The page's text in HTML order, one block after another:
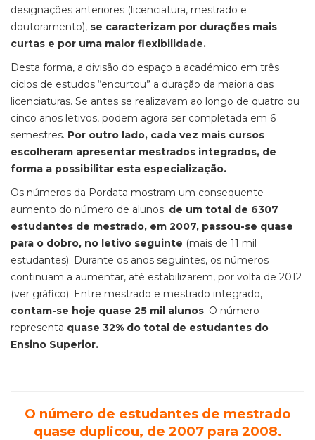
designações anteriores (licenciatura, mestrado e
doutoramento), se caracterizam por durações mais
curtas e por uma maior flexibilidade.
Desta forma, a divisão do espaço a académico em três
ciclos de estudos “encurtou” a duração da maioria das
licenciaturas. Se antes se realizavam ao longo de quatro ou
cinco anos letivos, podem agora ser completada em 6
semestres. Por outro lado, cada vez mais cursos
escolheram apresentar mestrados integrados, de
forma a possibilitar esta especialização.
Os números da Pordata mostram um consequente
aumento do número de alunos: de um total de 6307
estudantes de mestrado, em 2007, passou-se quase
para o dobro, no letivo seguinte (mais de 11 mil
estudantes). Durante os anos seguintes, os números
continuam a aumentar, até estabilizarem, por volta de 2012
(ver gráfico). Entre mestrado e mestrado integrado,
contam-se hoje quase 25 mil alunos. O número
representa quase 32% do total de estudantes do
Ensino Superior.
O número de estudantes de mestrado
quase duplicou, de 2007 para 2008.